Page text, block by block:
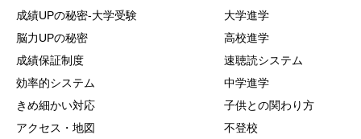
成績UPの秘密-大学受験
脳力UPの秘密
成績保証制度
効率的システム
きめ細かい対応
アクセス・地図
大学進学
高校進学
速聴読システム
中学進学
子供との関わり方
不登校